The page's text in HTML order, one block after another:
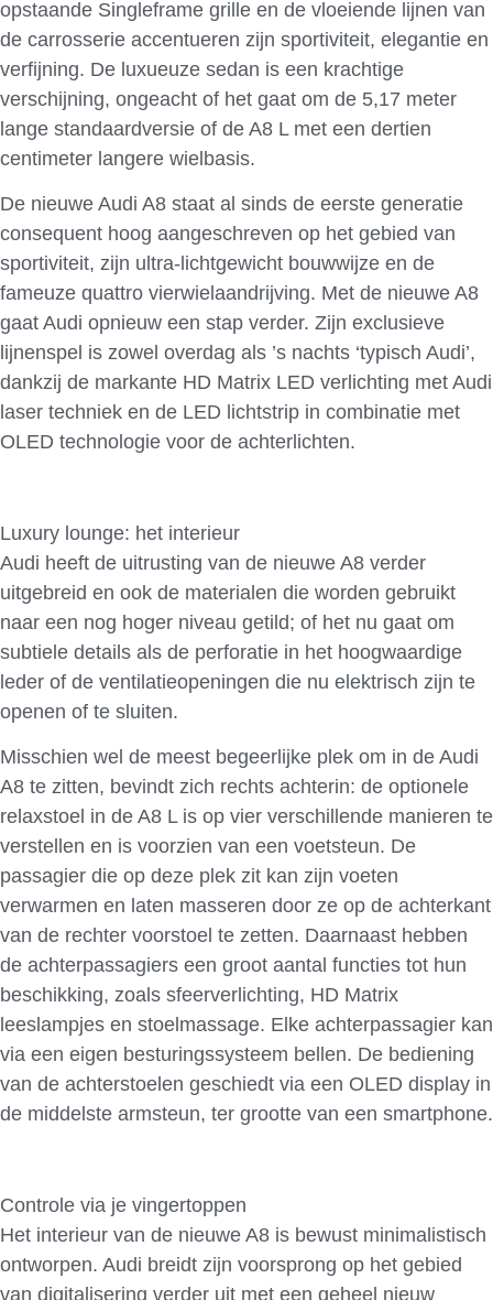
opstaande Singleframe grille en de vloeiende lijnen van
de carrosserie accentueren zijn sportiviteit, elegantie en
verfijning. De luxueuze sedan is een krachtige
verschijning, ongeacht of het gaat om de 5,17 meter
lange standaardversie of de A8 L met een dertien
centimeter langere wielbasis.
De nieuwe Audi A8 staat al sinds de eerste generatie
consequent hoog aangeschreven op het gebied van
sportiviteit, zijn ultra-lichtgewicht bouwwijze en de
fameuze quattro vierwielaandrijving. Met de nieuwe A8
gaat Audi opnieuw een stap verder. Zijn exclusieve
lijnenspel is zowel overdag als ’s nachts ‘typisch Audi’,
dankzij de markante HD Matrix LED verlichting met Audi
laser techniek en de LED lichtstrip in combinatie met
OLED technologie voor de achterlichten.
Luxury lounge: het interieur
Audi heeft de uitrusting van de nieuwe A8 verder
uitgebreid en ook de materialen die worden gebruikt
naar een nog hoger niveau getild; of het nu gaat om
subtiele details als de perforatie in het hoogwaardige
leder of de ventilatieopeningen die nu elektrisch zijn te
openen of te sluiten.
Misschien wel de meest begeerlijke plek om in de Audi
A8 te zitten, bevindt zich rechts achterin: de optionele
relaxstoel in de A8 L is op vier verschillende manieren te
verstellen en is voorzien van een voetsteun. De
passagier die op deze plek zit kan zijn voeten
verwarmen en laten masseren door ze op de achterkant
van de rechter voorstoel te zetten. Daarnaast hebben
de achterpassagiers een groot aantal functies tot hun
beschikking, zoals sfeerverlichting, HD Matrix
leeslampjes en stoelmassage. Elke achterpassagier kan
via een eigen besturingssysteem bellen. De bediening
van de achterstoelen geschiedt via een OLED display in
de middelste armsteun, ter grootte van een smartphone.
Controle via je vingertoppen
Het interieur van de nieuwe A8 is bewust minimalistisch
ontworpen. Audi breidt zijn voorsprong op het gebied
van digitalisering verder uit met een geheel nieuw